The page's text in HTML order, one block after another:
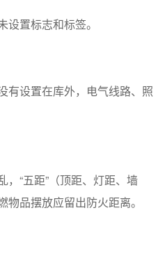
置标志和标签。
有设置在库外，电气线路、照
“五距”（顶距、灯距、墙
品摆放应留出防火距离。